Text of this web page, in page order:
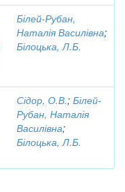
Білей-Рубан,
Наталія Василівна;
Білоцька, Л.Б.
Сідор, О.В.; Білей-
Рубан, Наталія
Василівна;
Білоцька, Л.Б.